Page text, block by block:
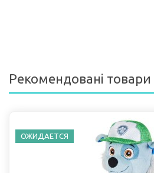
Рекомендовані товари
ОЖИДАЕТСЯ